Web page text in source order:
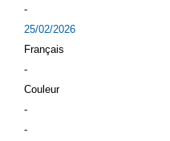
-
25/02/2026
Français
-
Couleur
-
-